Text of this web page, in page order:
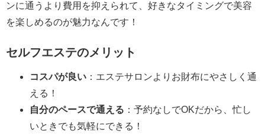
ンに通うより費用を抑えられて、好きなタイミングで美容
を楽しめるのが魅力なんです！
セルフエステのメリット
コスパが良い ：エステサロンよりお財布にやさしく通
える！
自分のペースで通える ：予約なしでOKだから、忙し
いときでも気軽にできる！